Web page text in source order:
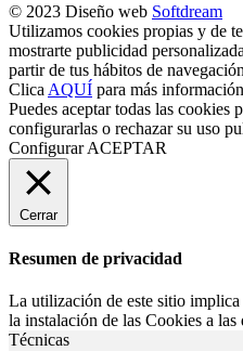
© 2023 Diseño web Softdream
Utilizamos cookies propias y de
mostrarte publicidad
partir de tus hábitos de
Clica AQUÍ para más
Puedes aceptar todas las cookies
configurarlas o rechazar su uso
Configurar ACEPTAR
Cerrar
Resumen de privacidad
La utilización de este sitio
la instalación de las Cookies a las
Técnicas